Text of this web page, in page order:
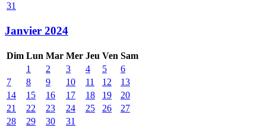
31
Janvier 2024
Dim Lun Mar Mer Jeu Ven Sam
1
2 3 4 5
6
7
8 9 10 11 12
13
14
15 16 17 18 19
20
21
22 23 24 25 26
27
28
29 30 31